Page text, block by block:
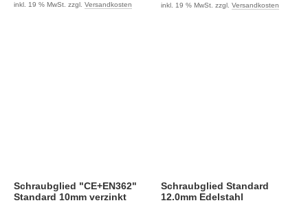
inkl. 19 % MwSt. zzgl. Versandkosten inkl. 19 % MwSt. zzgl. Versandkosten
Schraubglied "CE+EN362"
Standard 10mm verzinkt
Schraubglied Standard
12.0mm Edelstahl